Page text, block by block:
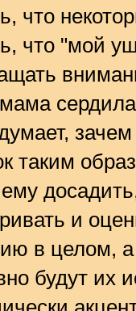
что
что "мой
таким
и
в целом,
будут их